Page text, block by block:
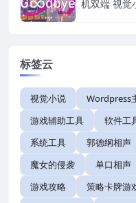
机双端 视觉
标签云
视觉小说 Wordpress
游戏辅助工具
软件工
系统工具
郭德纲相声
魔女的侵袭
单口相声
游戏攻略
策略卡牌游